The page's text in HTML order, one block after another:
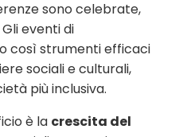
sono celebrate,
eventi di
così strumenti efficaci
sociali e culturali,
più inclusiva.
è la crescita del